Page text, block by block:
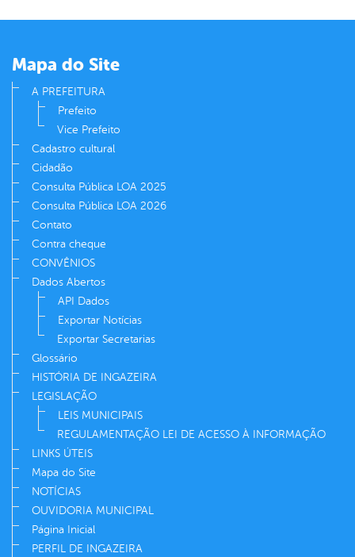
Mapa do Site
A PREFEITURA
Prefeito
Vice Prefeito
Cadastro cultural
Cidadão
Consulta Pública LOA 2025
Consulta Pública LOA 2026
Contato
Contra cheque
CONVÊNIOS
Dados Abertos
API Dados
Exportar Notícias
Exportar Secretarias
Glossário
HISTÓRIA DE INGAZEIRA
LEGISLAÇÃO
LEIS MUNICIPAIS
REGULAMENTAÇÃO LEI DE ACESSO À INFORMAÇÃO
LINKS ÚTEIS
Mapa do Site
NOTÍCIAS
OUVIDORIA MUNICIPAL
Página Inicial
PERFIL DE INGAZEIRA